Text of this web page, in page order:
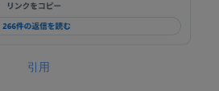
引用